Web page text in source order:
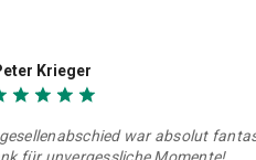
Krieger
war absolut